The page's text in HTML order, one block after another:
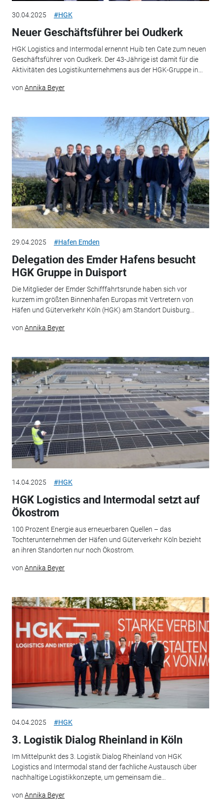
30.04.2025 #HGK
Neuer Geschäftsführer bei Oudkerk
HGK Logistics and Intermodal ernennt Huib ten Cate zum neuen
Geschäftsführer von Oudkerk. Der 43-Jährige ist damit für die
Aktivitäten des Logistikunternehmens aus der HGK-Gruppe in...
von Annika Beyer
29.04.2025 #Hafen Emden
Delegation des Emder Hafens besucht
HGK Gruppe in Duisport
Die Mitglieder der Emder Schifffahrtsrunde haben sich vor
kurzem im größten Binnenhafen Europas mit Vertretern von
Häfen und Güterverkehr Köln (HGK) am Standort Duisburg...
von Annika Beyer
14.04.2025 #HGK
HGK Logistics and Intermodal setzt auf
Ökostrom
100 Prozent Energie aus erneuerbaren Quellen – das
Tochterunternehmen der Häfen und Güterverkehr Köln bezieht
an ihren Standorten nur noch Ökostrom.
von Annika Beyer
04.04.2025 #HGK
3. Logistik Dialog Rheinland in Köln
Im Mittelpunkt des 3. Logistik Dialog Rheinland von HGK
Logistics and Intermodal stand der fachliche Austausch über
nachhaltige Logistikkonzepte, um gemeinsam die...
von Annika Beyer